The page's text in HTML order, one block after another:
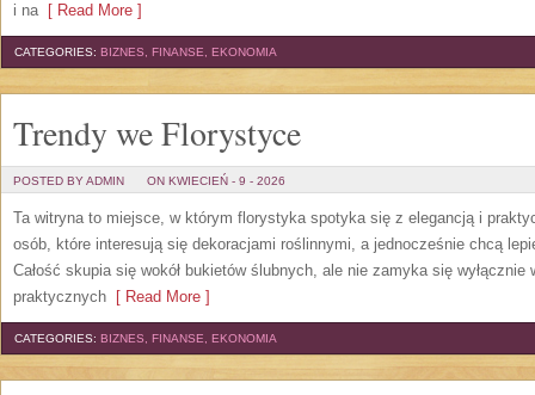
i na[ Read More ]
CATEGORIES: BIZNES, FINANSE, EKONOMIA
Trendy we Florystyce
POSTED BY ADMIN ON KWIECIEŃ - 9 - 2026
Ta witryna to miejsce, w którym florystyka spotyka się z elegancją i
osób, które interesują się dekoracjami roślinnymi, a jednocześnie chcą
Całość skupia się wokół bukietów ślubnych, ale nie zamyka się
praktycznych [ Read More ]
CATEGORIES: BIZNES, FINANSE, EKONOMIA